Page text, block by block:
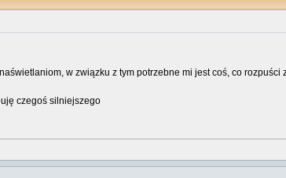
w związku z tym potrzebne mi jest coś, co rozpuści
czegoś silniejszego